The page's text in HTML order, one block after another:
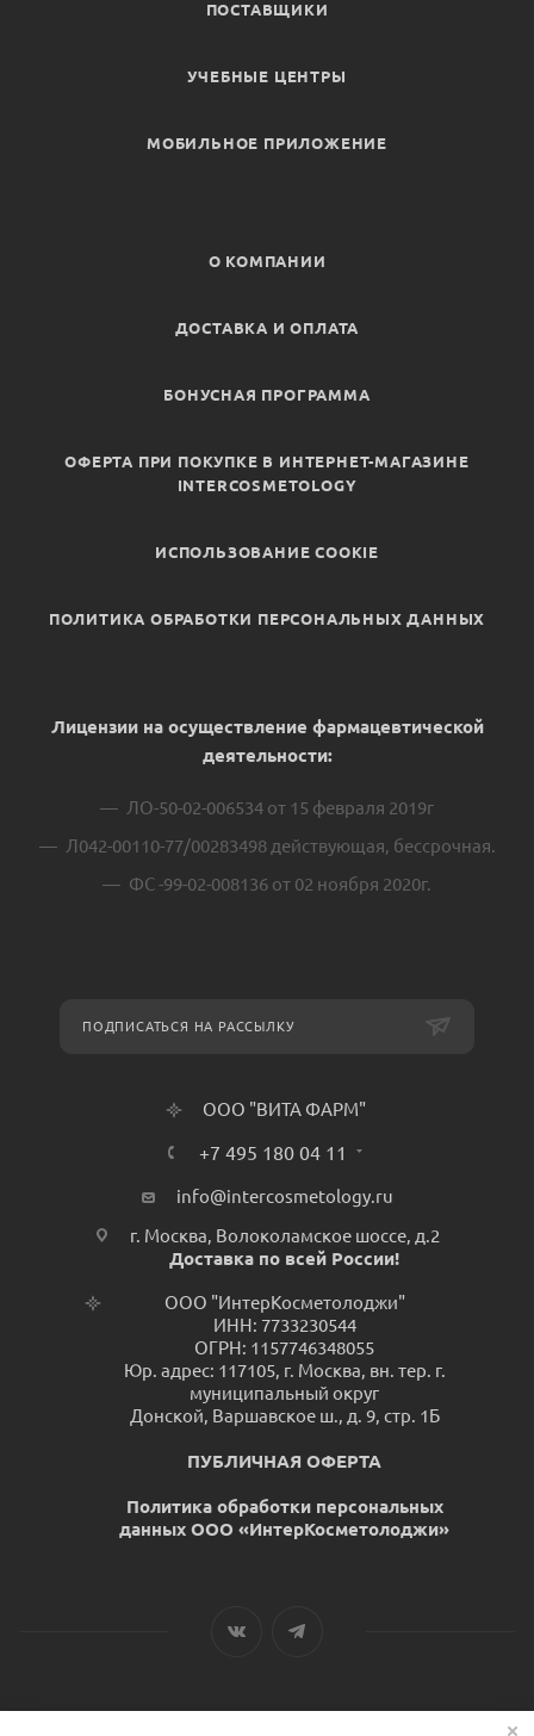
ПОСТАВЩИКИ
УЧЕБНЫЕ ЦЕНТРЫ
МОБИЛЬНОЕ ПРИЛОЖЕНИЕ
О КОМПАНИИ
ДОСТАВКА И ОПЛАТА
БОНУСНАЯ ПРОГРАММА
ОФЕРТА ПРИ ПОКУПКЕ В ИНТЕРНЕТ-МАГАЗИНЕ
INTERCOSMETOLOGY
ИСПОЛЬЗОВАНИЕ COOKIE
ПОЛИТИКА ОБРАБОТКИ ПЕРСОНАЛЬНЫХ ДАННЫХ
Лицензии на осуществление фармацевтической
деятельности:
ЛО-50-02-006534 от 15 февраля 2019г
Л042-00110-77/00283498 действующая, бессрочная.
ФС -99-02-008136 от 02 ноября 2020г.
ПОДПИСАТЬСЯ НА РАССЫЛКУ
ООО "ВИТА ФАРМ"
+7 495 180 04 11
info@intercosmetology.ru
г. Москва, Волоколамское шоссе, д.2
Доставка по всей России!
ООО "ИнтерКосметолоджи"
ИНН: 7733230544
ОГРН: 1157746348055
Юр. адрес: 117105, г. Москва, вн. тер. г.
муниципальный округ
Донской, Варшавское ш., д. 9, стр. 1Б
ПУБЛИЧНАЯ ОФЕРТА
Политика обработки персональных
данных ООО «ИнтерКосметолоджи»